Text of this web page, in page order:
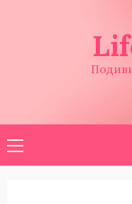
Головне
меню